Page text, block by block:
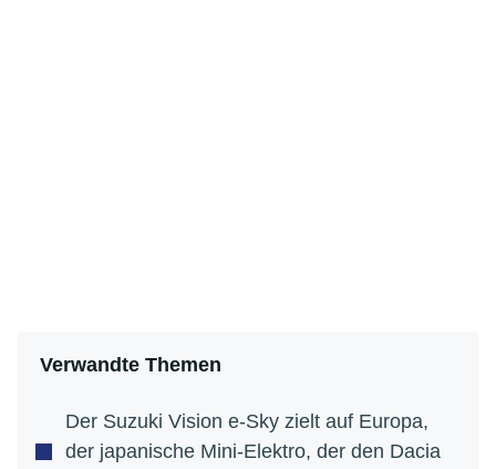
Verwandte Themen
Der Suzuki Vision e-Sky zielt auf Europa,
der japanische Mini-Elektro, der den Dacia